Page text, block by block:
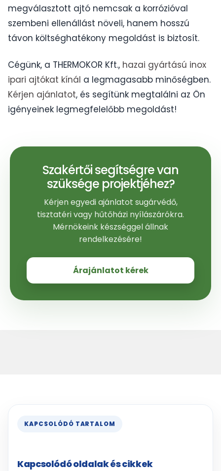
megválasztott ajtó nemcsak a korrózióval
szembeni ellenállást növeli, hanem hosszú
távon költséghatékony megoldást is biztosít.
Cégünk, a THERMOKOR Kft., hazai gyártású inox
ipari ajtókat kínál a legmagasabb minőségben.
Kérjen ajánlatot, és segítünk megtalálni az Ön
igényeinek legmegfelelőbb megoldást!
Szakértői segítségre van
szüksége projektjéhez?
Kérjen egyedi ajánlatot sugárvédő,
tisztatéri vagy hűtőházi nyílászárókra.
Mérnökeink készséggel állnak
rendelkezésére!
Árajánlatot kérek
KAPCSOLÓDÓ TARTALOM
Kapcsolódó oldalak és cikkek